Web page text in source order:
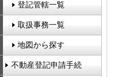
登記管轄一覧
取扱事務一覧
地図から探す
不動産登記申請手続